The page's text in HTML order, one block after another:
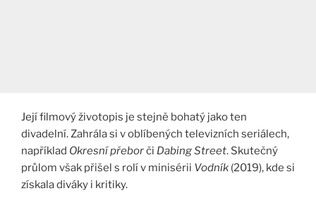
Její filmový životopis je stejně bohatý jako ten
divadelní. Zahrála si v oblíbených televizních seriálech,
například Okresní přeborči Dabing Street. Skutečný
průlom však přišel s rolí v minisérii Vodník (2019), kde si
získala diváky i kritiky.